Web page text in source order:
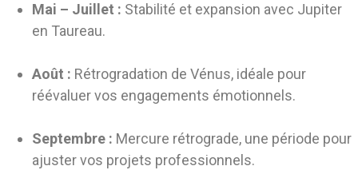
Mai – Juillet : Stabilité et expansion avec Jupiter
en Taureau.
Août : Rétrogradation de Vénus, idéale pour
réévaluer vos engagements émotionnels.
Septembre : Mercure rétrograde, une période pour
ajuster vos projets professionnels.